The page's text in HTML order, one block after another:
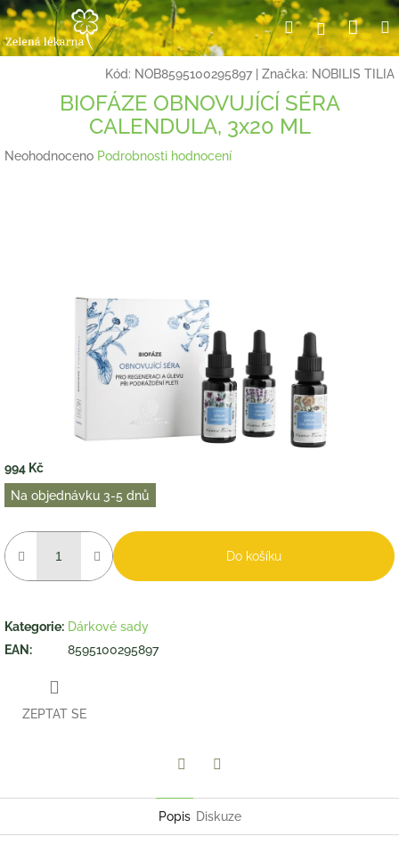
Přejít
na
obsah
HledatPřihlášení
Kód: NOB8595100295897 Značka: NOBILIS TILIA
BIOFÁZE OBNOVUJÍCÍ SÉRA
CALENDULA, 3x20 ML
Průměrné
Neohodnoceno Podrobnosti hodnocení
994 Kč
Měrná
cena:
Na objednávku 3-5 dnů
Do košíku
Kategorie: Dárkové sady
EAN : 8595100295897
ZEPTAT SE
Popis Diskuze